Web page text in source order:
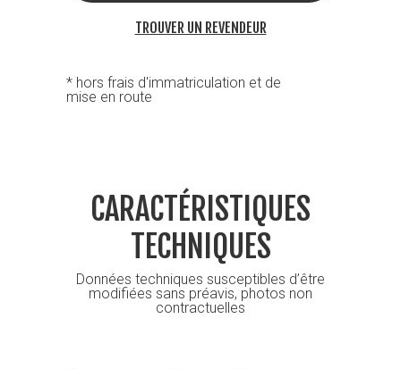
TROUVER UN REVENDEUR
* hors frais d'immatriculation et de
mise en route
CARACTÉRISTIQUES
TECHNIQUES
Données techniques susceptibles d’être
modifiées sans préavis, photos non
contractuelles